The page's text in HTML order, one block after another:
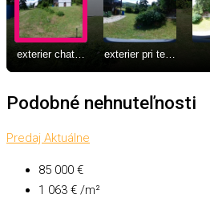
Podobné nehnuteľnosti
Predaj Aktuálne
85 000 €
1 063 € /m²